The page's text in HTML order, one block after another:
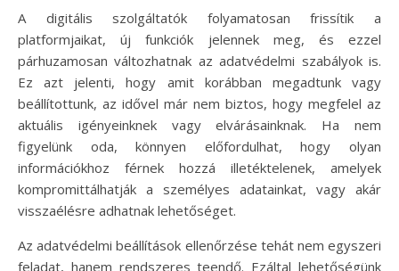
A digitális szolgáltatók folyamatosan frissítik a
platformjaikat, új funkciók jelennek meg, és ezzel
párhuzamosan változhatnak az adatvédelmi szabályok is.
Ez azt jelenti, hogy amit korábban megadtunk vagy
beállítottunk, az idővel már nem biztos, hogy megfelel az
aktuális igényeinknek vagy elvárásainknak. Ha nem
figyelünk oda, könnyen előfordulhat, hogy olyan
információkhoz férnek hozzá illetéktelenek, amelyek
kompromittálhatják a személyes adatainkat, vagy akár
visszaélésre adhatnak lehetőséget.
Az adatvédelmi beállítások ellenőrzése tehát nem egyszeri
feladat, hanem rendszeres teendő. Ezáltal lehetőségünk